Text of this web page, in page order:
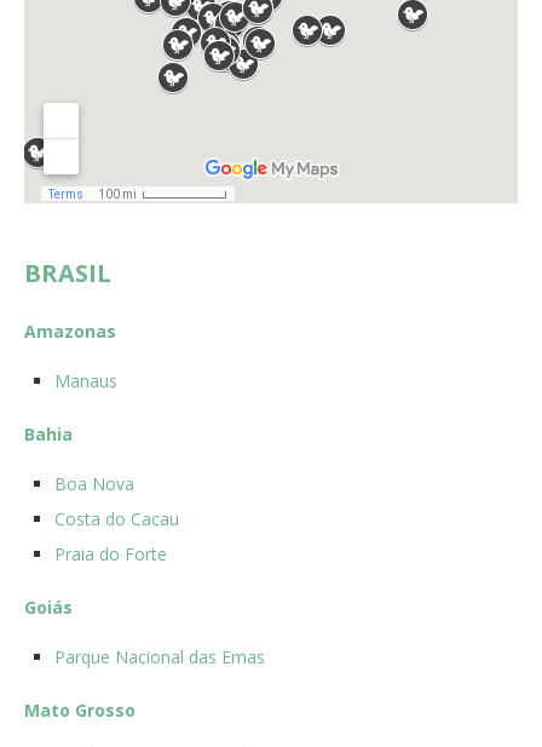
BRASIL
Amazonas
Manaus
Bahia
Boa Nova
Costa do Cacau
Praia do Forte
Goiás
Parque Nacional das Emas
Mato Grosso